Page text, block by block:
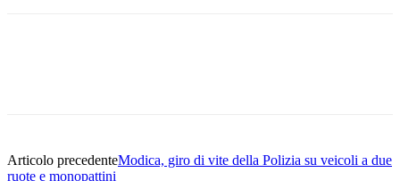
Articolo precedenteModica, giro di vite della Polizia su veicoli a due
ruote e monopattini